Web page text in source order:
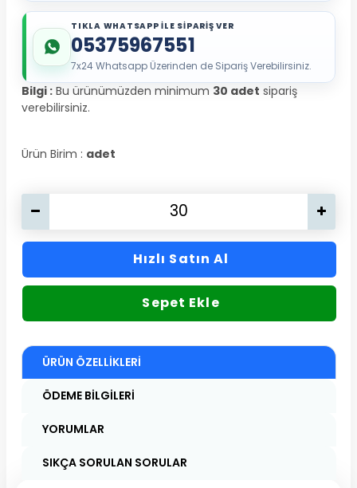
TIKLA WHATSAPP İLE SİPARİŞ VER
05375967551
7x24 Whatsapp Üzerinden de Sipariş Verebilirsiniz.
Bilgi : Bu ürünümüzden minimum 30 adet sipariş
verebilirsiniz.
Ürün Birim : adet
Hızlı Satın Al
Sepet Ekle
ÜRÜN ÖZELLIKLERI
ÖDEME BILGILERI
YORUMLAR
SIKÇA SORULAN SORULAR